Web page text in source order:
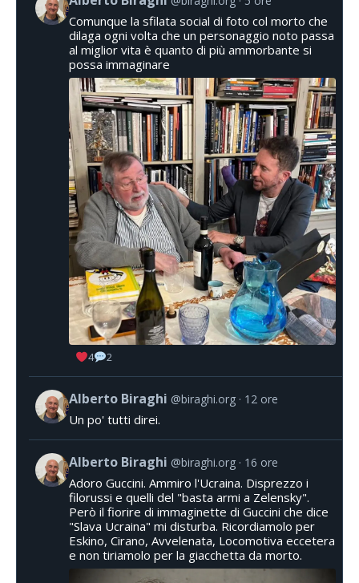
Comunque la sfilata social di foto col morto che
dilaga ogni volta che un personaggio noto passa
al miglior vita è quanto di più ammorbante si
possa immaginare
4 2
Alberto Biraghi @biraghi.org 12 ore
Un po' tutti direi.
Alberto Biraghi @biraghi.org 16 ore
Adoro Guccini. Ammiro l'Ucraina. Disprezzo i
filorussi e quelli del "basta armi a Zelensky".
Però il fiorire di immaginette di Guccini che dice
"Slava Ucraina" mi disturba. Ricordiamolo per
Eskino, Cirano, Avvelenata, Locomotiva eccetera
e non tiriamolo per la giacchetta da morto.